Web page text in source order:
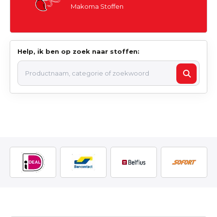
Makoma Stoffen
Help, ik ben op zoek naar stoffen: